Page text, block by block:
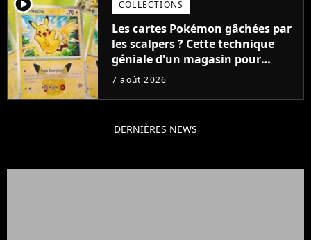
COLLECTIONS
Les cartes Pokémon gâchées par
les scalpers ? Cette technique
géniale d'un magasin pour
ruiner les revendeurs
7 août 2026
DERNIÈRES NEWS